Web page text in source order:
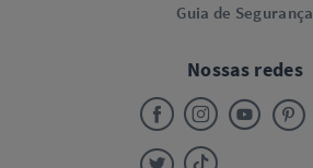
Guia de Segurança
Nossas redes